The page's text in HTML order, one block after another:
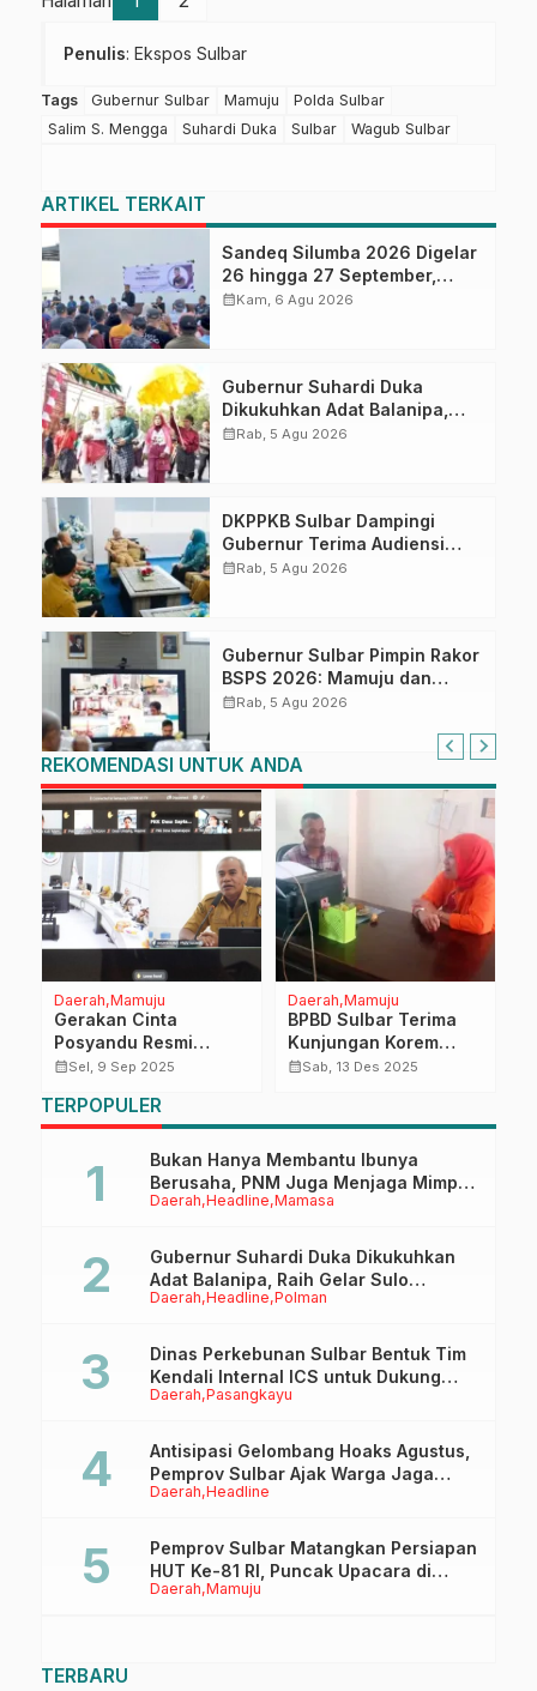
Penulis: Ekspos Sulbar
Tags Gubernur Sulbar Mamuju
Polda Sulbar
Salim S. Mengga
Suhardi Duka Sulbar Wagub Sulbar
ARTIKEL TERKAIT
Sandeq Silumba 2026 Digelar
26 hingga 27 September,
Rangkaian HUT Sulbar
calendar_monthKam, 6 Agu 2026
Gubernur Suhardi Duka
Dikukuhkan Adat Balanipa,
Raih Gelar Sulo Tappidena
calendar_monthRab, 5 Agu 2026
DKPPKB Sulbar Dampingi
Gubernur Terima Audiensi
Kepala Rumah Sakit TK. III
calendar_monthRab, 5 Agu 2026
Gubernur Sulbar Pimpin Rakor
BSPS 2026: Mamuju dan
Pasangkayu Masih Nol
calendar_monthRab, 5 Agu 2026
REKOMENDASI UNTUK ANDA
Daerah Mamuju
Gerakan Cinta
Posyandu Resmi
Dimulai, Sulbar Kejar
dan Penurunan
Stunting 27,6 Persen
calendar_monthSel, 9 Sep 2025
Daerah Mamuju
BPBD Sulbar Terima
Kunjungan Korem
142/Tatag Mamuju:
Penanggulangan
Bencana
calendar_monthSab, 13 Des 2025
TERPOPULER
Daerah Headline Mamasa
Bukan Hanya Membantu Ibunya
Berusaha, PNM Juga Menjaga Mimpi
Anaknya Untuk Menggapai Cita-Cita
Daerah Headline Polman
Gubernur Suhardi Duka Dikukuhkan
Adat Balanipa, Raih Gelar Sulo
Tappidena
Daerah Pasangkayu
Dinas Perkebunan Sulbar Bentuk Tim
Kendali Internal ICS untuk Dukung
Sertifikasi ISPO Pekebun di
Daerah Headline
Antisipasi Gelombang Hoaks Agustus,
Pemprov Sulbar Ajak Warga Jaga
Ruang Digital
Daerah Mamuju
Pemprov Sulbar Matangkan Persiapan
HUT Ke-81 RI, Puncak Upacara di
Lapangan Ahmad Kirang
TERBARU